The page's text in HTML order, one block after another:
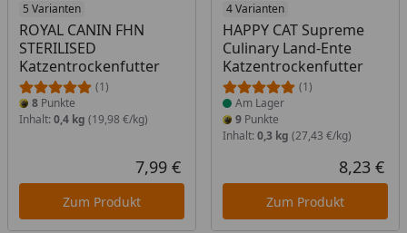
5 Varianten
ROYAL CANIN FHN
STERILISED
Katzentrockenfutter
(1)
8 Punkte
Inhalt: 0,4 kg (19,98 €/kg)
Aktueller Preis
7,99 €
Zum Produkt
4 Varianten
HAPPY CAT Supreme
Culinary Land-Ente
Katzentrockenfutter
(1)
Produkt am Lager
Am Lager
9Punkte
Inhalt: 0,3 kg (27,43 €/kg)
8,23 €
Zum Produkt